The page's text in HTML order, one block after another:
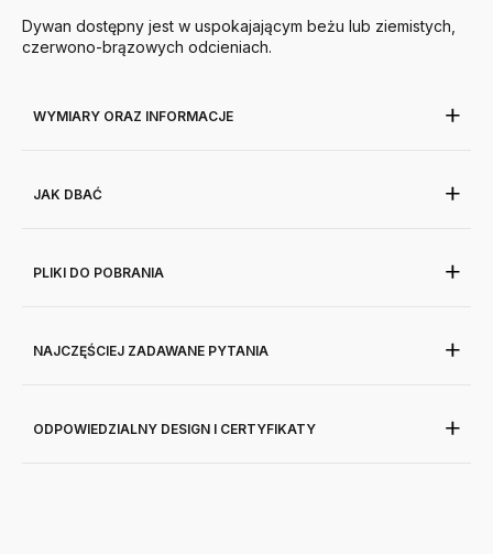
Dywan dostępny jest w uspokajającym beżu lub ziemistych,
czerwono-brązowych odcieniach.
WYMIARY ORAZ INFORMACJE
JAK DBAĆ
PLIKI DO POBRANIA
NAJCZĘŚCIEJ ZADAWANE PYTANIA
ODPOWIEDZIALNY DESIGN I CERTYFIKATY